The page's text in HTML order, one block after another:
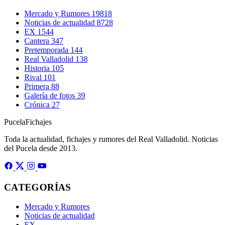
Mercado y Rumores 19818
Noticias de actualidad 8728
EX 1544
Cantera 347
Pretemporada 144
Real Valladolid 138
Historia 105
Rival 101
Primera 88
Galería de fotos 39
Crónica 27
PucelaFichajes
Toda la actualidad, fichajes y rumores del Real Valladolid. Noticias
del Pucela desde 2013.
CATEGORÍAS
Mercado y Rumores
Noticias de actualidad